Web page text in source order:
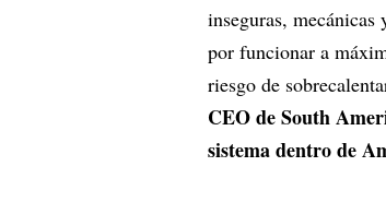
inseguras,
por funcionar a
riesgo de
CEO de South
sistema dentro de